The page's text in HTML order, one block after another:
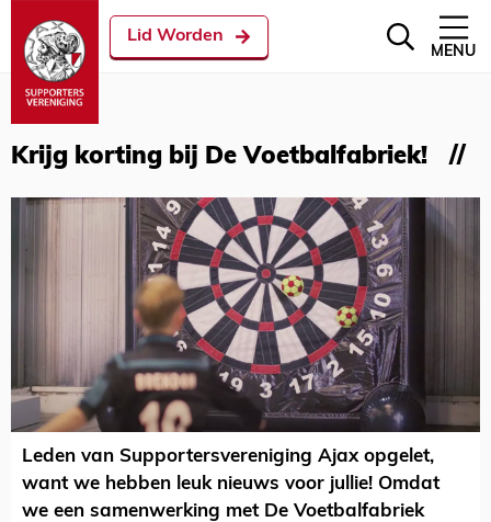
Lid Worden
MENU
Krijg korting bij De Voetbalfabriek!
Leden van Supportersvereniging Ajax opgelet,
want we hebben leuk nieuws voor jullie! Omdat
we een samenwerking met De Voetbalfabriek